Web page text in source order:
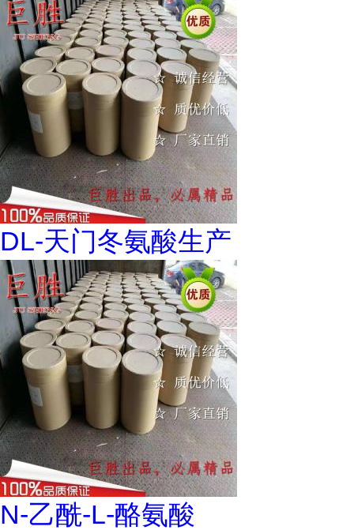
DL-天门冬氨酸生产
N-乙酰-L-酪氨酸